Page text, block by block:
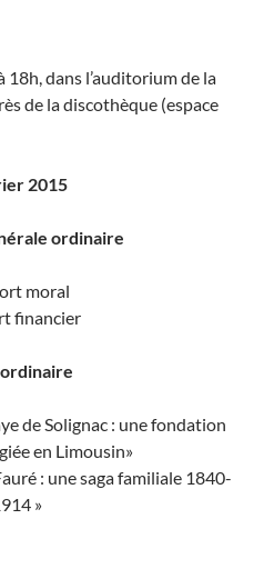
18h, dans l’auditorium de la
de la discothèque (espace
2015
ordinaire
moral
financier
de Solignac : une fondation
en Limousin»
: une saga familiale 1840-
»